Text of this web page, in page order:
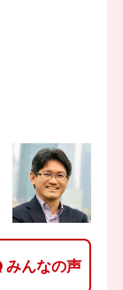
みんなの声